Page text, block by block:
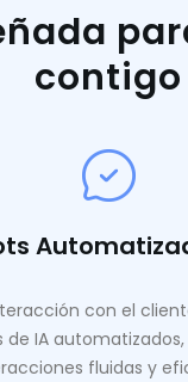
contigo
con el
IA
fluidas y